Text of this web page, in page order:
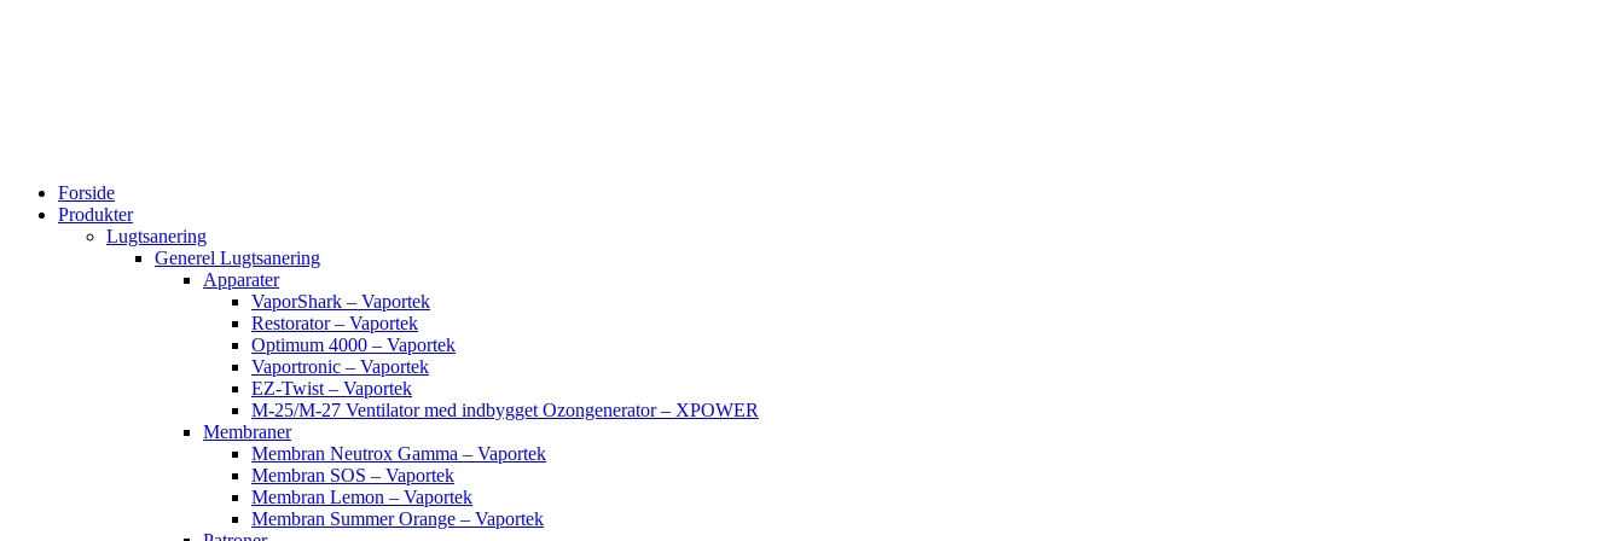
Forside
Produkter
Lugtsanering
Generel Lugtsanering
Apparater
VaporShark – Vaportek
Restorator – Vaportek
Optimum 4000 – Vaportek
Vaportronic – Vaportek
EZ-Twist – Vaportek
M-25/M-27 Ventilator med indbygget Ozongenerator – XPOWER
Membraner
Membran Neutrox Gamma – Vaportek
Membran SOS – Vaportek
Membran Lemon – Vaportek
Membran Summer Orange – Vaportek